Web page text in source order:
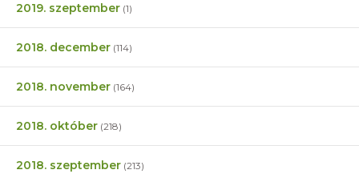
2019. szeptember (1)
2018. december (114)
2018. november (164)
2018. október (218)
2018. szeptember (213)